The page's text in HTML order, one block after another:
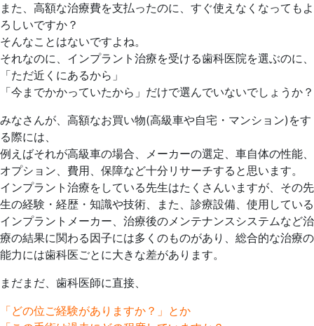
また、高額な治療費を支払ったのに、すぐ使えなくなってもよ
ろしいですか？
そんなことはないですよね。
それなのに、インプラント治療を受ける歯科医院を選ぶのに、
「ただ近くにあるから」
「今までかかっていたから」だけで選んでいないでしょうか？
みなさんが、高額なお買い物(高級車や自宅・マンション)をす
る際には、
例えばそれが高級車の場合、メーカーの選定、車自体の性能、
オプション、費用、保障など十分リサーチすると思います。
インプラント治療をしている先生はたくさんいますが、その先
生の経験・経歴・知識や技術、また、診療設備、使用している
インプラントメーカー、治療後のメンテナンスシステムなど治
療の結果に関わる因子には多くのものがあり、総合的な治療の
能力には歯科医ごとに大きな差があります。
まだまだ、歯科医師に直接、
「どの位ご経験がありますか？」とか